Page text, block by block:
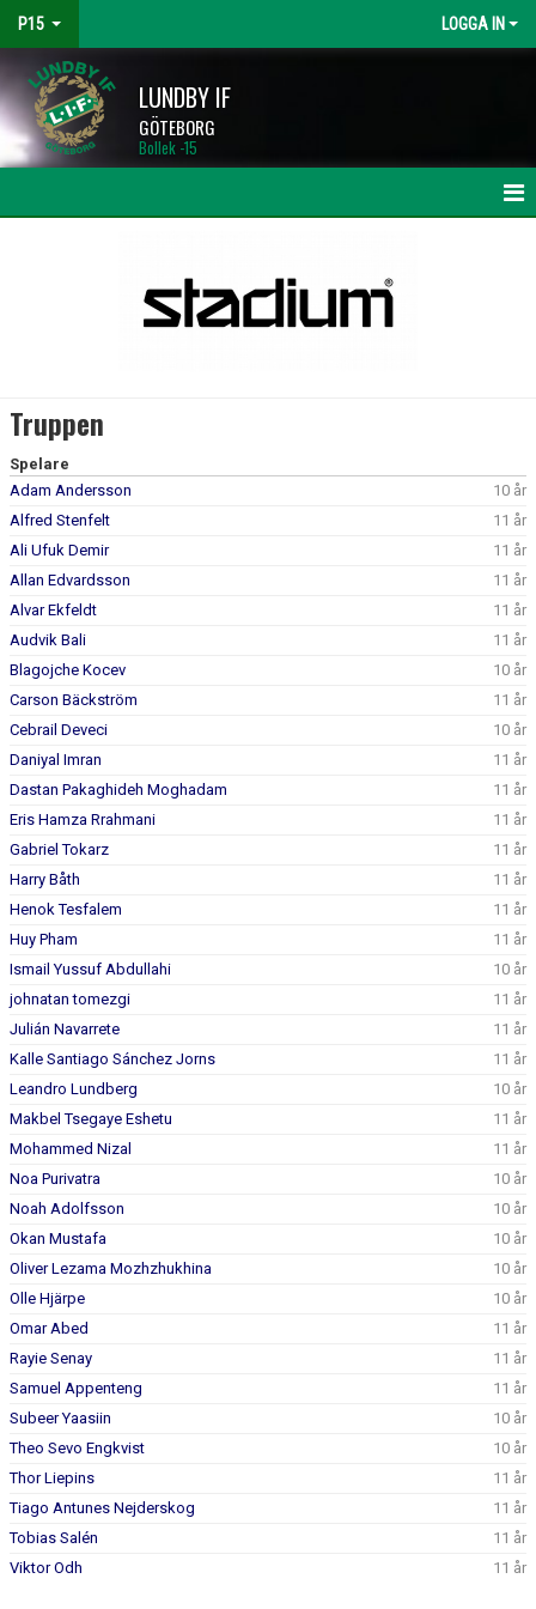
P15 LOGGA IN
LUNDBY IF
GÖTEBORG
Bollek -15
TRUPPEN
BILDGALLERI
DOKUMENT
KONTAKT
Truppen
Spelare
Adam Andersson
10 år
Alfred Stenfelt
11 år
Ali Ufuk Demir
11 år
Allan Edvardsson
11 år
Alvar Ekfeldt
11 år
Audvik Bali
11 år
Blagojche Kocev
10 år
Carson Bäckström
11 år
Cebrail Deveci
10 år
Daniyal Imran
11 år
Dastan Pakaghideh Moghadam
11 år
Eris Hamza Rrahmani
11 år
Gabriel Tokarz
11 år
Harry Båth
11 år
Henok Tesfalem
11 år
Huy Pham
11 år
Ismail Yussuf Abdullahi
10 år
johnatan tomezgi
11 år
Julián Navarrete
11 år
Kalle Santiago Sánchez Jorns
11 år
Leandro Lundberg
10 år
Makbel Tsegaye Eshetu
11 år
Mohammed Nizal
11 år
Noa Purivatra
10 år
Noah Adolfsson
10 år
Okan Mustafa
10 år
Oliver Lezama Mozhzhukhina
10 år
Olle Hjärpe
10 år
Omar Abed
11 år
Rayie Senay
11 år
Samuel Appenteng
11 år
Subeer Yaasiin
10 år
Theo Sevo Engkvist
10 år
Thor Liepins
11 år
Tiago Antunes Nejderskog
11 år
Tobias Salén
11 år
Viktor Odh
11 år